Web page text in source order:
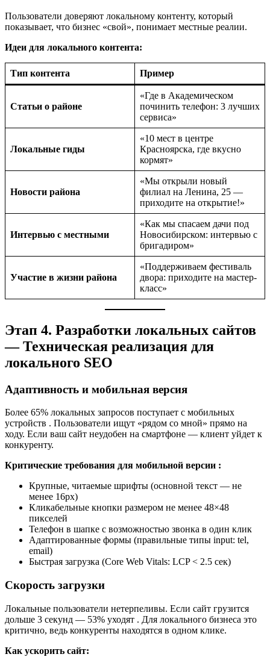
Пользователи доверяют локальному контенту, который
показывает, что бизнес «свой», понимает местные реалии.
Идеи для локального контента:
Тип контента Пример
Статьи о районе
«Где в Академическом
починить телефон: 3 лучших
сервиса»
Локальные гиды
«10 мест в центре
Красноярска, где вкусно
кормят»
Новости района
«Мы открыли новый
филиал на Ленина, 25 —
приходите на открытие!»
Интервью с местными
«Как мы спасаем дачи под
Новосибирском: интервью с
бригадиром»
Участие в жизни района
«Поддерживаем фестиваль
двора: приходите на мастер-
класс»
Этап 4. Разработки локальных сайтов
— Техническая реализация для
локального SEO
Адаптивность и мобильная версия
Более 65% локальных запросов поступает с мобильных
устройств . Пользователи ищут «рядом со мной» прямо на
ходу. Если ваш сайт неудобен на смартфоне — клиент уйдет к
конкуренту.
Критические требования для мобильной версии :
Крупные, читаемые шрифты (основной текст — не
менее 16px)
Кликабельные кнопки размером не менее 48×48
пикселей
Телефон в шапке с возможностью звонка в один клик
Адаптированные формы (правильные типы input: tel,
email)
Быстрая загрузка (Core Web Vitals: LCP < 2.5 сек)
Скорость загрузки
Локальные пользователи нетерпеливы. Если сайт грузится
дольше 3 секунд — 53% уходят . Для локального бизнеса это
критично, ведь конкуренты находятся в одном клике.
Как ускорить сайт: